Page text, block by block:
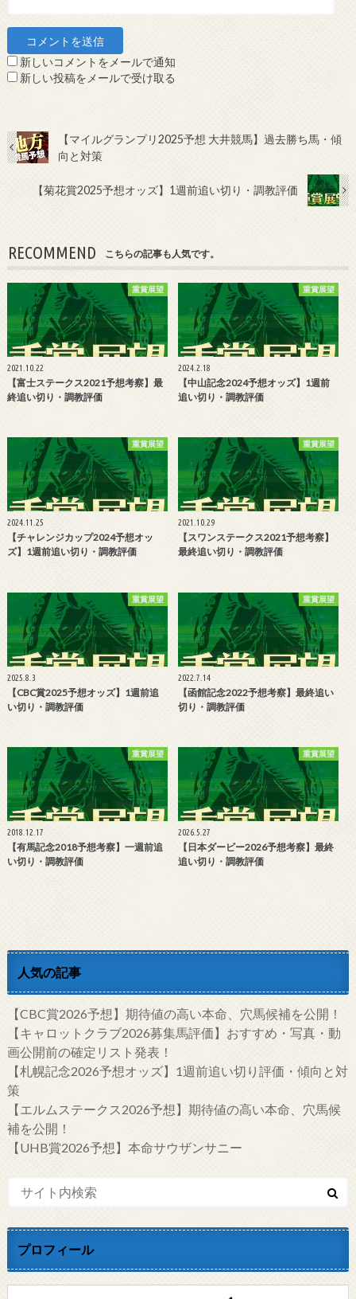
新しいコメントをメールで通知
新しい投稿をメールで受け取る
【マイルグランプリ2025予想 大井競馬】過去勝ち馬・傾
向と対策
【菊花賞2025予想オッズ】1週前追い切り・調教評価
RECOMMEND こちらの記事も人気です。
重賞展望
2021.10.22
【富士ステークス2021予想考察】最
終追い切り・調教評価
重賞展望
2024.2.18
【中山記念2024予想オッズ】1週前
追い切り・調教評価
重賞展望
2024.11.25
【チャレンジカップ2024予想オッ
ズ】1週前追い切り・調教評価
重賞展望
2021.10.29
【スワンステークス2021予想考察】
最終追い切り・調教評価
重賞展望
2025.8.3
【CBC賞2025予想オッズ】1週前追
い切り・調教評価
重賞展望
2022.7.14
【函館記念2022予想考察】最終追い
切り・調教評価
重賞展望
2018.12.17
【有馬記念2018予想考察】一週前追
い切り・調教評価
重賞展望
2026.5.27
【日本ダービー2026予想考察】最終
追い切り・調教評価
人気の記事
【CBC賞2026予想】期待値の高い本命、穴馬候補を公開！
【キャロットクラブ2026募集馬評価】おすすめ・写真・動
画公開前の確定リスト発表！
【札幌記念2026予想オッズ】1週前追い切り評価・傾向と対
策
【エルムステークス2026予想】期待値の高い本命、穴馬候
補を公開！
【UHB賞2026予想】本命サウザンサニー
プロフィール